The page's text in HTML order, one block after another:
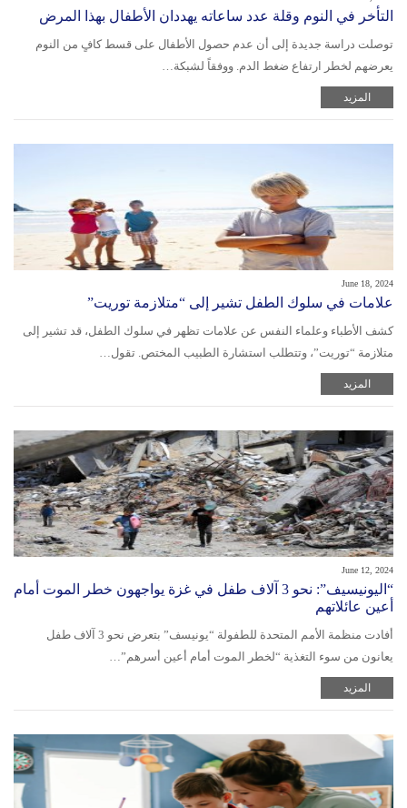
التأخر في النوم وقلة عدد ساعاته يهددان الأطفال بهذا المرض
توصلت دراسة جديدة إلى أن عدم حصول الأطفال على قسط كافٍ من النوم
يعرضهم لخطر ارتفاع ضغط الدم. ووفقاً لشبكة…
المزيد
June 18, 2024
علامات في سلوك الطفل تشير إلى “متلازمة توريت”
كشف الأطباء وعلماء النفس عن علامات تظهر في سلوك الطفل، قد تشير إلى
متلازمة “توريت”، وتتطلب استشارة الطبيب المختص. تقول…
المزيد
June 12, 2024
“اليونيسيف”: نحو 3 آلاف طفل في غزة يواجهون خطر الموت أمام
أعين عائلاتهم
أفادت منظمة الأمم المتحدة للطفولة “يونيسف” بتعرض نحو 3 آلاف طفل
يعانون من سوء التغذية “لخطر الموت أمام أعين أسرهم”…
المزيد